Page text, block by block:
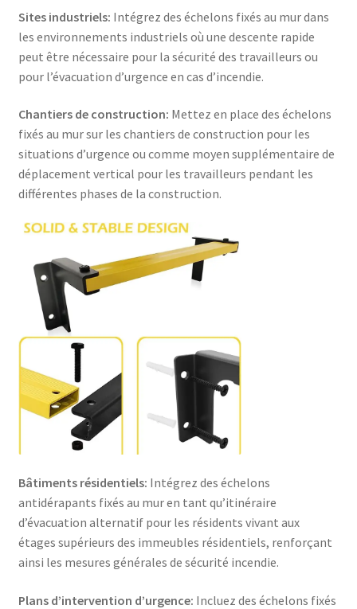
Sites industriels: Intégrez des échelons fixés au mur dans
les environnements industriels où une descente rapide
peut être nécessaire pour la sécurité des travailleurs ou
pour l’évacuation d’urgence en cas d’incendie.
Chantiers de construction: Mettez en place des échelons
fixés au mur sur les chantiers de construction pour les
situations d’urgence ou comme moyen supplémentaire de
déplacement vertical pour les travailleurs pendant les
différentes phases de la construction.
Bâtiments résidentiels: Intégrez des échelons
antidérapants fixés au mur en tant qu’itinéraire
d’évacuation alternatif pour les résidents vivant aux
étages supérieurs des immeubles résidentiels, renforçant
ainsi les mesures générales de sécurité incendie.
Plans d’intervention d’urgence: Incluez des échelons fixés